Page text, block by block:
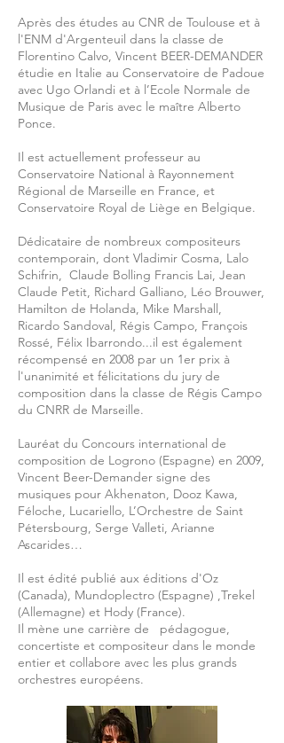
Après des études au CNR de Toulouse et à
l'ENM d'Argenteuil dans la classe de
Florentino Calvo, Vincent BEER-DEMANDER
étudie en Italie au Conservatoire de Padoue
avec Ugo Orlandi et à l’Ecole Normale de
Musique de Paris avec le maître Alberto
Ponce.
Il est actuellement professeur au
Conservatoire National à Rayonnement
Régional de Marseille en France, et
Conservatoire Royal de Liège en Belgique.
Dédicataire de nombreux compositeurs
contemporain, dont Vladimir Cosma, Lalo
Schifrin, Claude Bolling Francis Lai, Jean
Claude Petit, Richard Galliano, Léo Brouwer,
Hamilton de Holanda, Mike Marshall,
Ricardo Sandoval, Régis Campo, François
Rossé, Félix Ibarrondo...il est également
récompensé en 2008 par un 1er prix à
l'unanimité et félicitations du jury de
composition dans la classe de Régis Campo
du CNRR de Marseille.
Lauréat du Concours international de
composition de Logrono (Espagne) en 2009,
Vincent Beer-Demander signe des
musiques pour Akhenaton, Dooz Kawa,
Féloche, Lucariello, L’Orchestre de Saint
Pétersbourg, Serge Valleti, Arianne
Ascarides…
Il est édité publié aux éditions d'Oz
(Canada), Mundoplectro (Espagne) ,Trekel
(Allemagne) et Hody (France).
Il mène une carrière de pédagogue,
concertiste et compositeur dans le monde
entier et collabore avec les plus grands
orchestres européens.